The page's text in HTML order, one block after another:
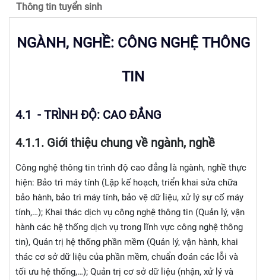
Thông tin tuyển sinh
NGÀNH, NGHỀ: CÔNG NGHỆ THÔNG
TIN
4.1 - TRÌNH ĐỘ: CAO ĐẲNG
4.1.1. Giới thiệu chung về ngành, nghề
Công nghệ thông tin trình độ cao đẳng là ngành, nghề thực
hiện: Bảo trì máy tính (Lập kế hoạch, triển khai sửa chữa
bảo hành, bảo trì máy tính, bảo vệ dữ liệu, xử lý sự cố máy
tính,…); Khai thác dịch vụ công nghệ thông tin (Quản lý, vận
hành các hệ thống dịch vụ trong lĩnh vực công nghệ thông
tin), Quản trị hệ thống phần mềm (Quản lý, vận hành, khai
thác cơ sở dữ liệu của phần mềm, chuẩn đoán các lỗi và
tối ưu hệ thống,…); Quản trị cơ sở dữ liệu (nhận, xử lý và